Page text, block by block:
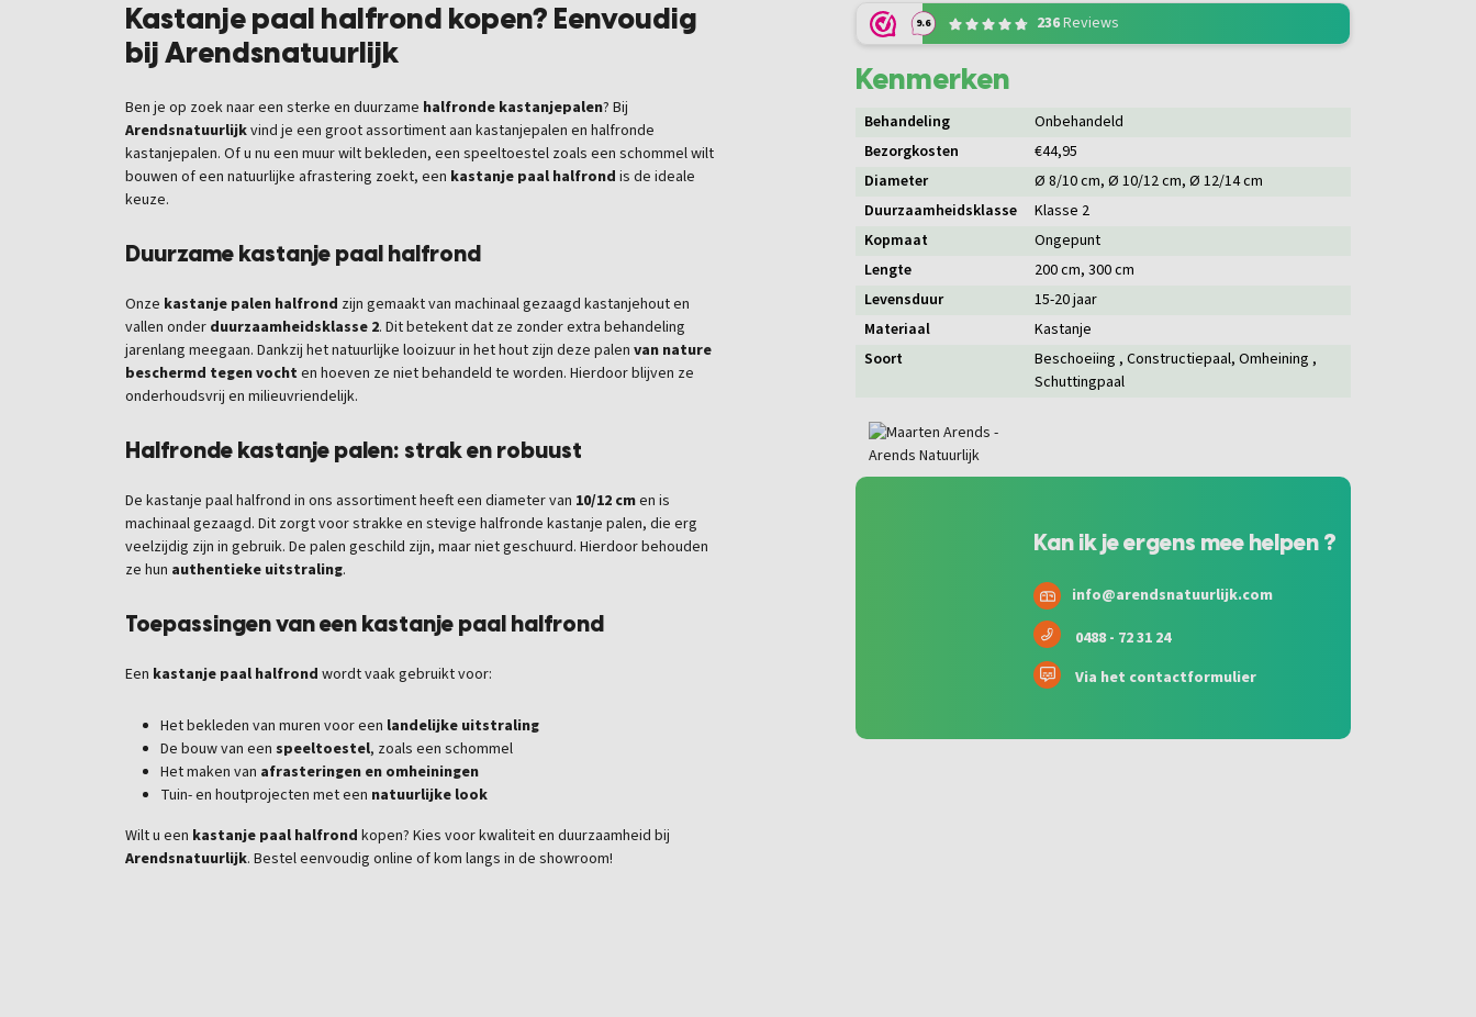
Kastanje paal halfrond kopen? Eenvoudig
bij Arendsnatuurlijk
Ben je op zoek naar een sterke en duurzame halfronde kastanjepalen? Bij
Arendsnatuurlijkvind je een groot assortiment aan kastanjepalen en halfronde
kastanjepalen. Of u nu een muur wilt bekleden, een speeltoestel zoals een schommel wilt
bouwen of een natuurlijke afrastering zoekt, een kastanje paal halfrond is de ideale
keuze.
Duurzame kastanje paal halfrond
Onze kastanje palen halfrond zijn gemaakt van machinaal gezaagd kastanjehout en
vallen onder duurzaamheidsklasse 2. Dit betekent dat ze zonder extra behandeling
jarenlang meegaan. Dankzij het natuurlijke looizuur in het hout zijn deze palen van nature
beschermd tegen vocht en hoeven ze niet behandeld te worden. Hierdoor blijven ze
onderhoudsvrij en milieuvriendelijk.
Halfronde kastanje palen: strak en robuust
De kastanje paal halfrond in ons assortiment heeft een diameter van 10/12 cmen is
machinaal gezaagd. Dit zorgt voor strakke en stevige halfronde kastanje palen, die erg
veelzijdig zijn in gebruik. De palen geschild zijn, maar niet geschuurd. Hierdoor behouden
ze hun authentieke uitstraling.
Toepassingen van een kastanje paal halfrond
Een kastanje paal halfrond wordt vaak gebruikt voor:
Het bekleden van muren voor een landelijke uitstraling
De bouw van een speeltoestel, zoals een schommel
Het maken van afrasteringen en omheiningen
Tuin- en houtprojecten met een natuurlijke look
Wilt u een kastanje paal halfrond kopen? Kies voor kwaliteit en duurzaamheid bij
Arendsnatuurlijk. Bestel eenvoudig online of kom langs in de showroom!
9.6 236Reviews
Kenmerken
Behandeling
Onbehandeld
Bezorgkosten
€44,95
Diameter
Ø 8/10 cm, Ø 10/12 cm, Ø 12/14 cm
Duurzaamheidsklasse
Klasse 2
Kopmaat
Ongepunt
Lengte
200 cm, 300 cm
Levensduur
15-20 jaar
Materiaal
Kastanje
Soort
Beschoeiing , Constructiepaal, Omheining ,
Schuttingpaal
Kan ik je ergens mee helpen ?
info@arendsnatuurlijk.com
0488 - 72 31 24
Via het contactformulier